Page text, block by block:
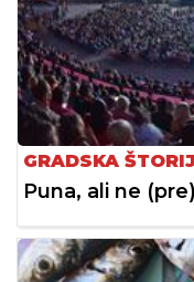
GRADSKA
Puna, ali ne